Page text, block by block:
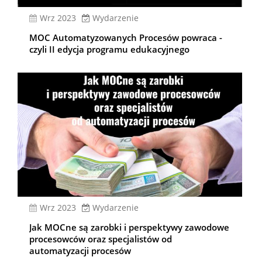
wrz 2023 Wydarzenie
MOC Automatyzowanych Procesów powraca -
czyli II edycja programu edukacyjnego
wrz 2023 Wydarzenie
Jak MOCne są zarobki i perspektywy zawodowe
procesowców oraz specjalistów od
automatyzacji procesów